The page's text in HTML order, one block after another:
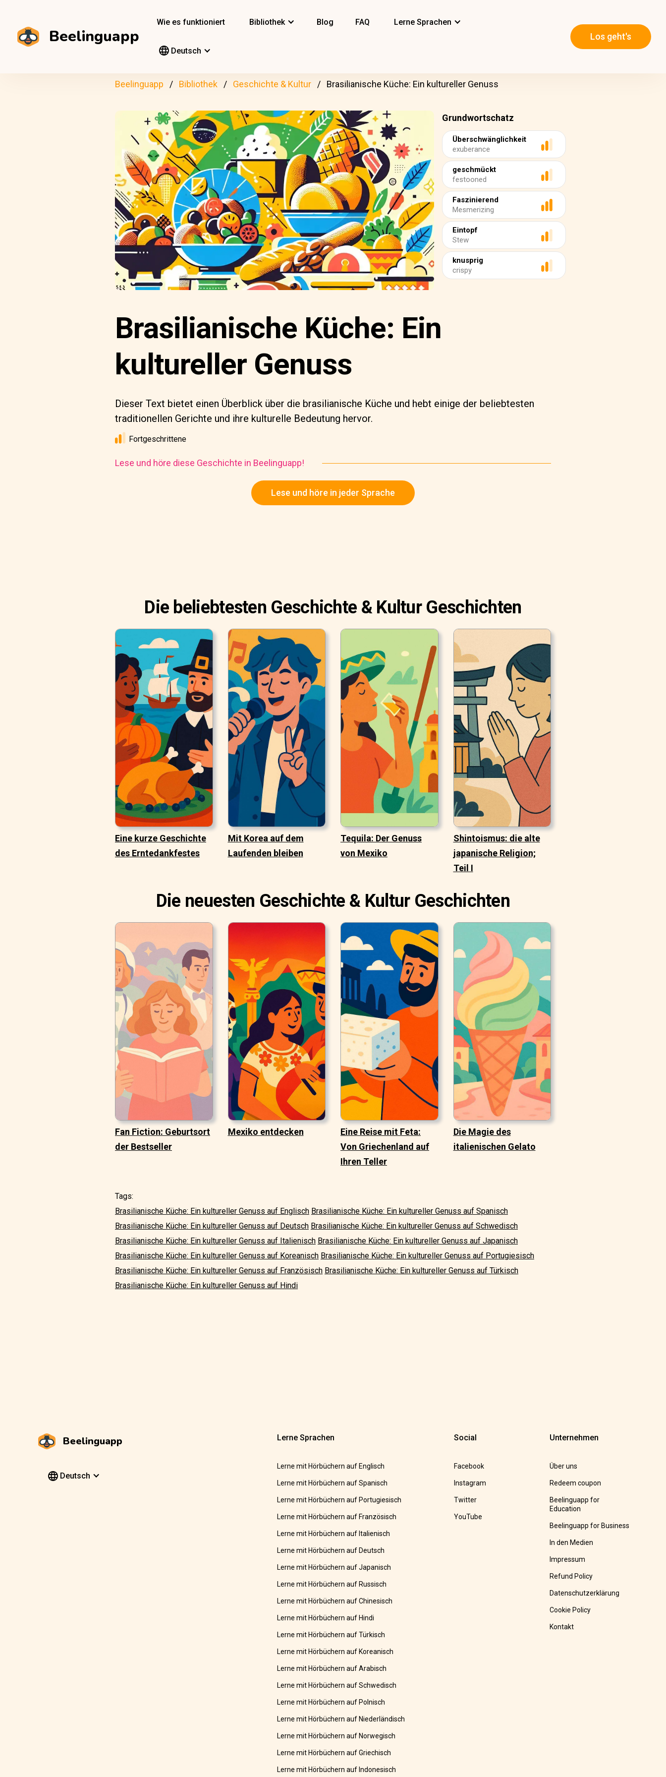
Beelinguapp
Wie es funktioniert Bibliothek Blog FAQ Lerne Sprachen
Deutsch
Los geht's
Beelinguapp Bibliothek Geschichte & Kultur Brasilianische Küche: Ein kultureller Genuss
Grundwortschatz
Überschwänglichkeit
exuberance
geschmückt
festooned
Faszinierend
Mesmerizing
Eintopf
Stew
knusprig
crispy
Brasilianische Küche: Ein
kultureller Genuss
Dieser Text bietet einen Überblick über die brasilianische Küche und hebt einige der beliebtesten
traditionellen Gerichte und ihre kulturelle Bedeutung hervor.
Fortgeschrittene
Lese und höre diese Geschichte in Beelinguapp!
Lese und höre in jeder Sprache
Die beliebtesten Geschichte & Kultur Geschichten
Eine kurze Geschichte
des Erntedankfestes
Mit Korea auf dem
Laufenden bleiben
Tequila: Der Genuss
von Mexiko
Shintoismus: die alte
japanische Religion;
Teil I
Die neuesten Geschichte & Kultur Geschichten
Fan Fiction: Geburtsort
der Bestseller
Mexiko entdecken
Eine Reise mit Feta:
Von Griechenland auf
Ihren Teller
Die Magie des
italienischen Gelato
Tags:
Brasilianische Küche: Ein kultureller Genuss auf Englisch Brasilianische Küche: Ein kultureller Genuss auf Spanisch
Brasilianische Küche: Ein kultureller Genuss auf Deutsch Brasilianische Küche: Ein kultureller Genuss auf Schwedisch
Brasilianische Küche: Ein kultureller Genuss auf Italienisch Brasilianische Küche: Ein kultureller Genuss auf Japanisch
Brasilianische Küche: Ein kultureller Genuss auf Koreanisch Brasilianische Küche: Ein kultureller Genuss auf Portugiesisch
Brasilianische Küche: Ein kultureller Genuss auf Französisch Brasilianische Küche: Ein kultureller Genuss auf Türkisch
Brasilianische Küche: Ein kultureller Genuss auf Hindi
Beelinguapp
Deutsch
Lerne Sprachen
Lerne mit Hörbüchern auf Englisch
Lerne mit Hörbüchern auf Spanisch
Lerne mit Hörbüchern auf Portugiesisch
Lerne mit Hörbüchern auf Französisch
Lerne mit Hörbüchern auf Italienisch
Lerne mit Hörbüchern auf Deutsch
Lerne mit Hörbüchern auf Japanisch
Lerne mit Hörbüchern auf Russisch
Lerne mit Hörbüchern auf Chinesisch
Lerne mit Hörbüchern auf Hindi
Lerne mit Hörbüchern auf Türkisch
Lerne mit Hörbüchern auf Koreanisch
Lerne mit Hörbüchern auf Arabisch
Lerne mit Hörbüchern auf Schwedisch
Lerne mit Hörbüchern auf Polnisch
Lerne mit Hörbüchern auf Niederländisch
Lerne mit Hörbüchern auf Norwegisch
Lerne mit Hörbüchern auf Griechisch
Lerne mit Hörbüchern auf Indonesisch
Social
Facebook
Instagram
Twitter
YouTube
Unternehmen
Über uns
Redeem coupon
Beelinguapp for
Education
Beelinguapp for Business
In den Medien
Impressum
Refund Policy
Datenschutzerklärung
Cookie Policy
Kontakt